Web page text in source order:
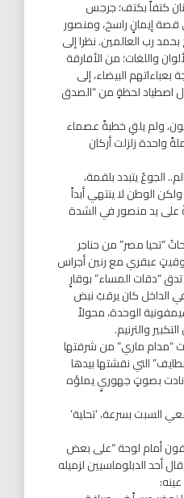
كتفاً بكتف؛ جرجس
قصة إيمانٍ راسخ، ومنصور
رب العالمين. نظرا إلى
واللغات؛ من الأفارقة
بعباءاتهم البيضاء، إلى
اصطياد لحظةٍ من “الصدق
ولم يلقِ خطبةً عصماء
واحدة زلزلت أركان
الجوعُ يتبدد بلقمة،
الوطن لا ينتهي أبداً
يد منصور في الشدة
“تحيا مصر” من حناجر
عبقري مع رنين أجراس
“دقات المساء” بوقارٍ
الداخل كان يرقبُ نبض
الوحدة، محولاً
والترنيم.
“مدام ماري” من شرفتها
التي نقشتها بيدها
ونادت بصوتٍ جهوريٍ يملؤه
السبت بسرعة، ‘تحلية’
أمام لوحة “على بعض
أحد الدبلوماسيين لزميله